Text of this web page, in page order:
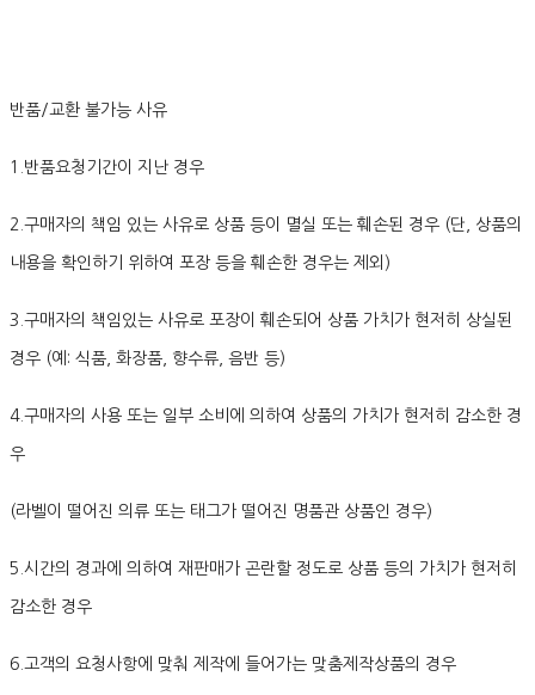
반품/교환 불가능 사유
1.반품요청기간이 지난 경우
2.구매자의 책임 있는 사유로 상품 등이 멸실 또는 훼손된 경우 (단, 상품의
내용을 확인하기 위하여 포장 등을 훼손한 경우는 제외)
3.구매자의 책임있는 사유로 포장이 훼손되어 상품 가치가 현저히 상실된
경우 (예: 식품, 화장품, 향수류, 음반 등)
4.구매자의 사용 또는 일부 소비에 의하여 상품의 가치가 현저히 감소한 경
우
(라벨이 떨어진 의류 또는 태그가 떨어진 명품관 상품인 경우)
5.시간의 경과에 의하여 재판매가 곤란할 정도로 상품 등의 가치가 현저히
감소한 경우
6.고객의 요청사항에 맞춰 제작에 들어가는 맞춤제작상품의 경우